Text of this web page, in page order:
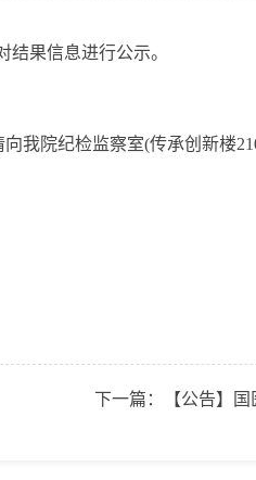
果信息进行公示。
纪检监察室(传承创新楼210
下一篇： 【公告】